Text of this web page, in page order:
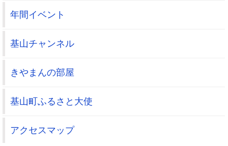
年間イベント
基山チャンネル
きやまんの部屋
基山町ふるさと大使
アクセスマップ